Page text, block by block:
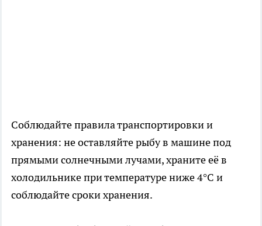
Соблюдайте правила транспортировки и
хранения: не оставляйте рыбу в машине под
прямыми солнечными лучами, храните её в
холодильнике при температуре ниже 4°C и
соблюдайте сроки хранения.